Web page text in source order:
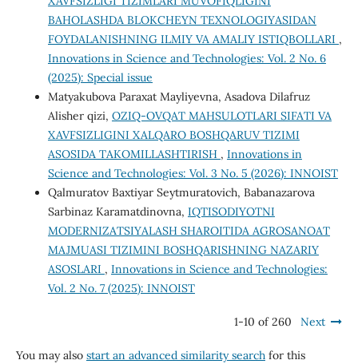
BAHOLASHDA BLOKCHEYN TEXNOLOGIYASIDAN
FOYDALANISHNING ILMIY VA AMALIY ISTIQBOLLARI ,
Innovations in Science and Technologies: Vol. 2 No. 6
(2025): Special issue
Matyakubova Paraxat Mayliyevna, Asadova Dilafruz
Alisher qizi, OZIQ-OVQAT MAHSULOTLARI SIFATI VA
XAVFSIZLIGINI XALQARO BOSHQARUV TIZIMI
ASOSIDA TAKOMILLASHTIRISH , Innovations in
Science and Technologies: Vol. 3 No. 5 (2026): INNOIST
Qalmuratov Baxtiyar Seytmuratovich, Babanazarova
Sarbinaz Karamatdinovna, IQTISODIYOTNI
MODERNIZATSIYALASH SHAROITIDA AGROSANOAT
MAJMUASI TIZIMINI BOSHQARISHNING NAZARIY
ASOSLARI , Innovations in Science and Technologies:
Vol. 2 No. 7 (2025): INNOIST
1-10 of 260 Next
You may also start an advanced similarity searchfor this